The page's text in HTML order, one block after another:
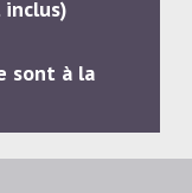
sont à la